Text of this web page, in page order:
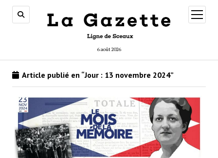
6 août 2026
ouvrir
menu
Article publié en “Jour : 13 novembre 2024”